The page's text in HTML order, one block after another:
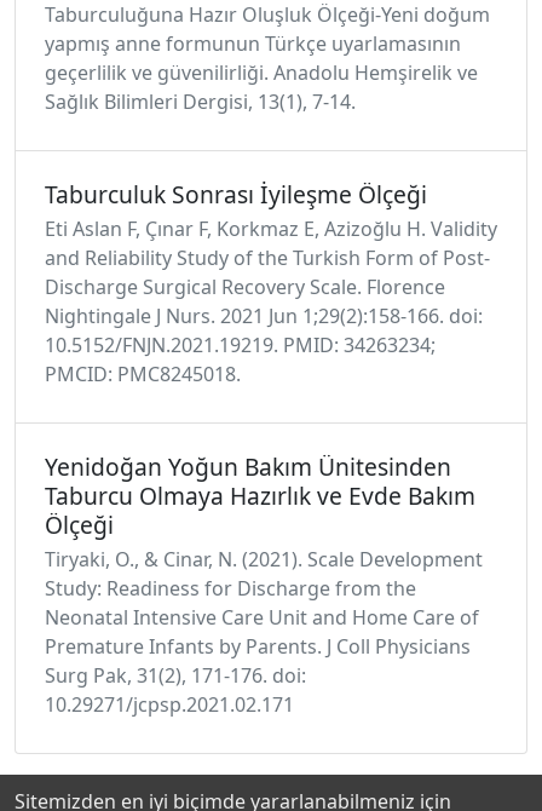
Taburculuğuna Hazır Oluşluk Ölçeği-Yeni doğum
yapmış anne formunun Türkçe uyarlamasının
geçerlilik ve güvenilirliği. Anadolu Hemşirelik ve
Sağlık Bilimleri Dergisi, 13(1), 7-14.
Taburculuk Sonrası İyileşme Ölçeği
Eti Aslan F, Çınar F, Korkmaz E, Azizoğlu H. Validity
and Reliability Study of the Turkish Form of Post-
Discharge Surgical Recovery Scale. Florence
Nightingale J Nurs. 2021 Jun 1;29(2):158-166. doi:
10.5152/FNJN.2021.19219. PMID: 34263234;
PMCID: PMC8245018.
Yenidoğan Yoğun Bakım Ünitesinden
Taburcu Olmaya Hazırlık ve Evde Bakım
Ölçeği
Tiryaki, O., & Cinar, N. (2021). Scale Development
Study: Readiness for Discharge from the
Neonatal Intensive Care Unit and Home Care of
Premature Infants by Parents. J Coll Physicians
Surg Pak, 31(2), 171-176. doi:
10.29271/jcpsp.2021.02.171
Sitemizden en iyi biçimde yararlanabilmeniz için